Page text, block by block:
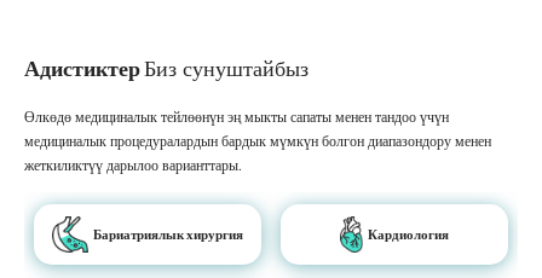
АдистиктерБиз сунуштайбыз
Өлкөдө медициналык тейлөөнүн эң мыкты сапаты менен тандоо үчүн
медициналык процедуралардын бардык мүмкүн болгон диапазондору менен
жеткиликтүү дарылоо варианттары.
Бариатриялык хирургия Кардиология